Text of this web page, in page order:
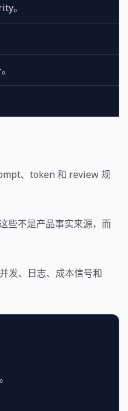
。
、token 和 review 规
些不是产品事实来源，而
发、日志、成本信号和